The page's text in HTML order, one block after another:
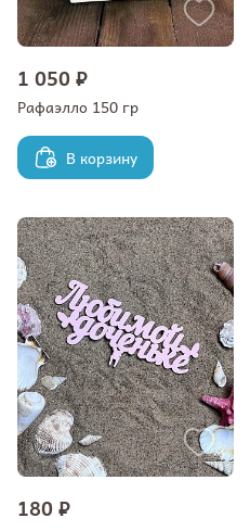
1 050 ₽
Рафаэлло 150 гр
В корзину
180 ₽